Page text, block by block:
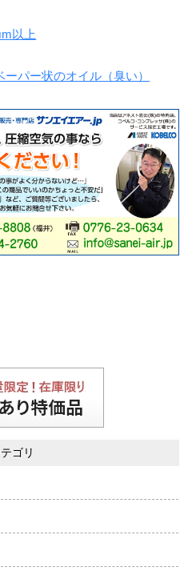
以上
パー状のオイル（臭い）
ゴリ